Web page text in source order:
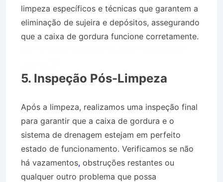
limpeza específicos e técnicas que garantem a
eliminação de sujeira e depósitos, assegurando
que a caixa de gordura funcione corretamente.
5. Inspeção Pós-Limpeza
Após a limpeza, realizamos uma inspeção final
para garantir que a caixa de gordura e o
sistema de drenagem estejam em perfeito
estado de funcionamento. Verificamos se não
há vazamentos, obstruções restantes ou
qualquer outro problema que possa